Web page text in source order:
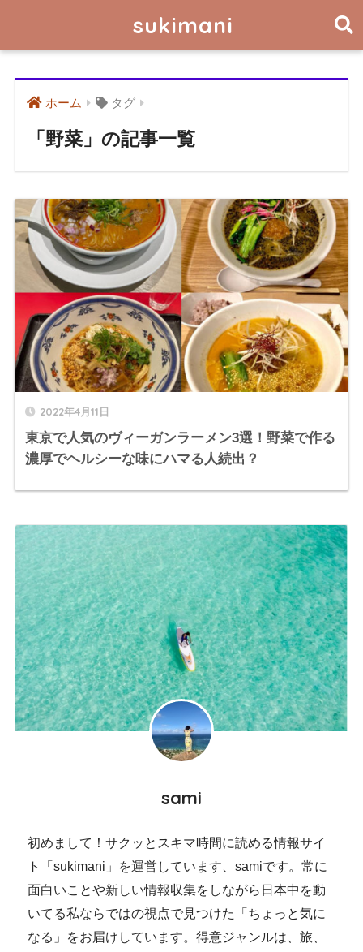
sukimani
ホーム タグ
「野菜」の記事一覧
2022年4月11日
東京で人気のヴィーガンラーメン3選！野菜で作る
濃厚でヘルシーな味にハマる人続出？
sami
初めまして！サクッとスキマ時間に読める情報サイ
ト「sukimani」を運営しています、samiです。常に
面白いことや新しい情報収集をしながら日本中を動
いてる私ならではの視点で見つけた「ちょっと気に
なる」をお届けしています。得意ジャンルは、旅、